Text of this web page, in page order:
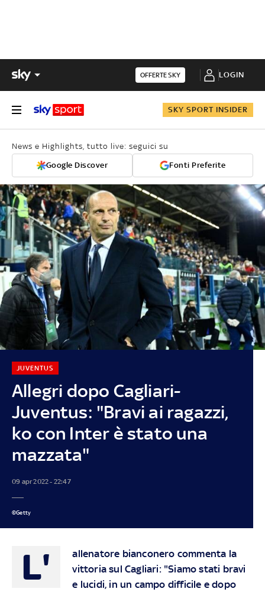
OFFERTE SKY LOGIN
SKY SPORT INSIDER
News e Highlights, tutto live: seguici su
Google Discover Fonti Preferite
Allegri dopo Cagliari-
Juventus: "Bravi ai ragazzi,
ko con Inter è stato una
mazzata"
JUVENTUS
09 apr 2022 - 22:47
©Getty
L'
allenatore bianconero commenta la
vittoria sul Cagliari: "Siamo stati bravi
e lucidi, in un campo difficile e dopo